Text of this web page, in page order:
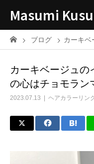
Masumi
ブログ カーキベー
カーキベージュの
の心はチョモラン
2023.07.13 ヘアカラーリン